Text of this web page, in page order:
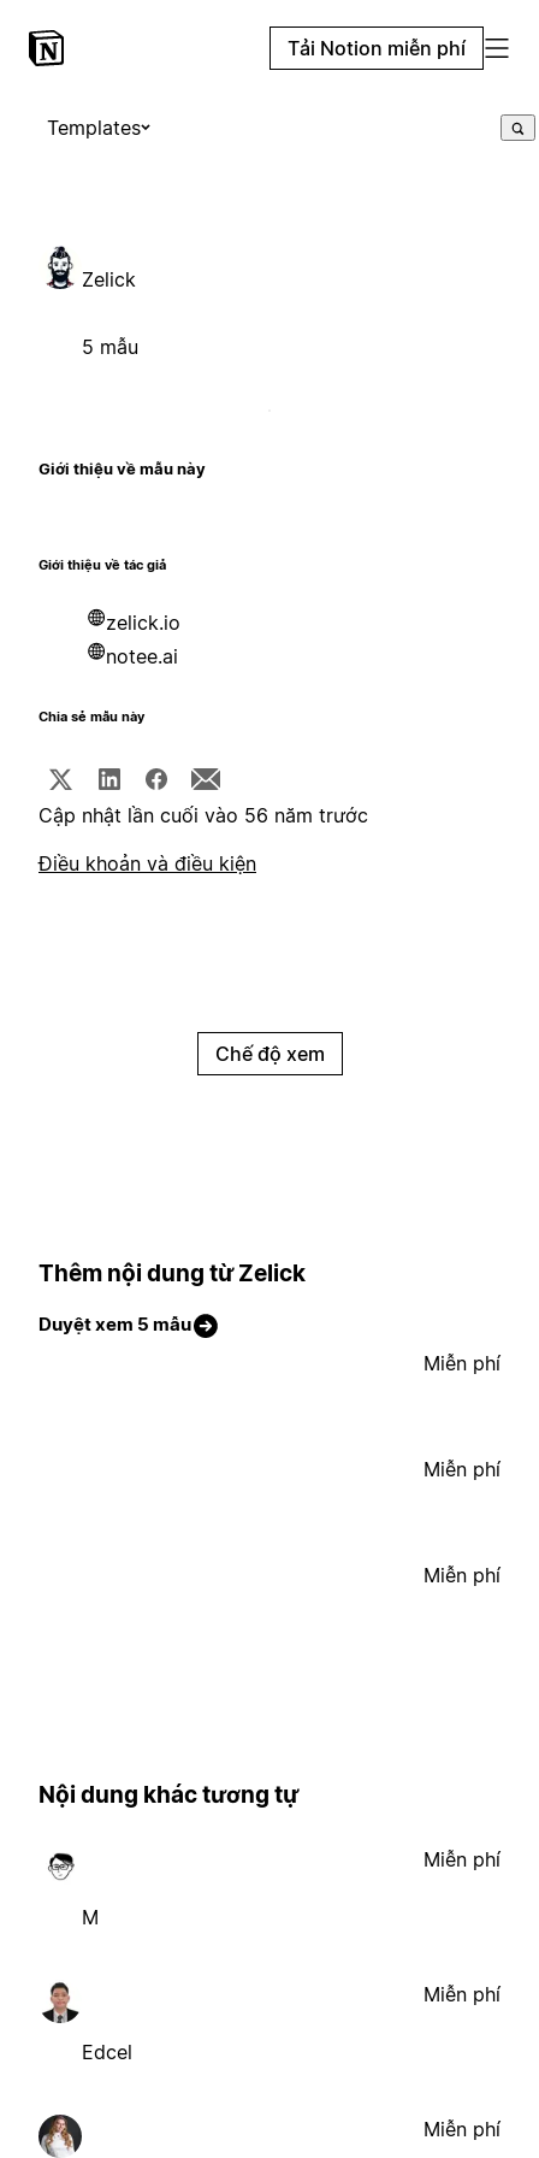
Tải Notion miễn phí
Templates
Zelick
5 mẫu
Giới thiệu về mẫu này
Giới thiệu về tác giả
zelick.io
notee.ai
Chia sẻ mẫu này
Cập nhật lần cuối vào 56 năm trước
Điều khoản và điều kiện
Chế độ xem
Thêm nội dung từ Zelick
Duyệt xem 5 mẫu
Miễn phí
Miễn phí
Miễn phí
Nội dung khác tương tự
M
Miễn phí
Edcel
Miễn phí
Miễn phí